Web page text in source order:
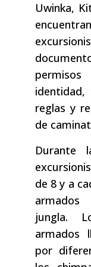
Uwinka,
reglas y
de
Durante
de 8 y a
jungla.
armados
por